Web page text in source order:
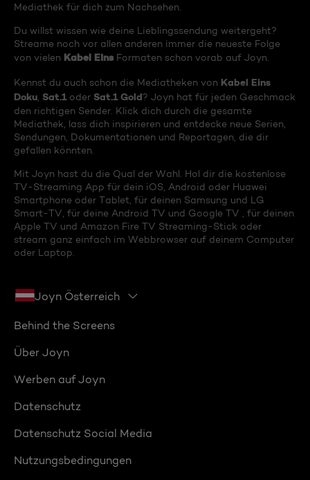
Mediathek für dich zum Nachsehen.
Du willst wissen wie deine Lieblingssendung weitergeht?
Streame noch vor allen anderen immer die neueste Folge
von vielen Kabel EinsFormaten schon vorab auf Joyn.
Kennst du auch schon die Mediatheken von Kabel Eins
Doku Sat.1oder Sat.1 Gold? Joyn hat für jeden Geschmack
den richtigen Sender. Klick dich durch die gesamte
Mediathek, lass dich inspirieren und entdecke neue Serien,
Sendungen, Dokumentationen und Reportagen, die dir
gefallen könnten.
Mit Joyn hast du die Qual der Wahl. Hol dir die kostenlose
TV-Streaming App für dein iOS, Android oder Huawei
Smartphone oder Tablet, für deinen Samsung und LG
Smart-TV, für deine Android TV und Google TV , für deinen
Apple TV und Amazon Fire TV Streaming-Stick oder
stream ganz einfach im Webbrowser auf deinem Computer
oder Laptop.
Joyn Österreich
Behind the Screens
Über Joyn
Werben auf Joyn
Datenschutz
Datenschutz Social Media
Nutzungsbedingungen